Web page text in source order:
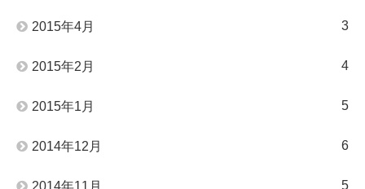
2015年4月 3
2015年2月 4
2015年1月 5
2014年12月 6
2014年11月 5